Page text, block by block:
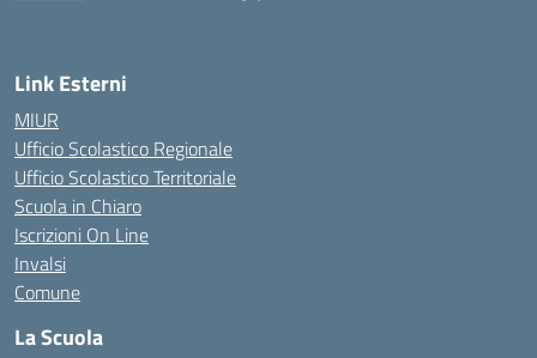
Link Esterni
MIUR
Ufficio Scolastico Regionale
Ufficio Scolastico Territoriale
Scuola in Chiaro
Iscrizioni On Line
Invalsi
Comune
La Scuola